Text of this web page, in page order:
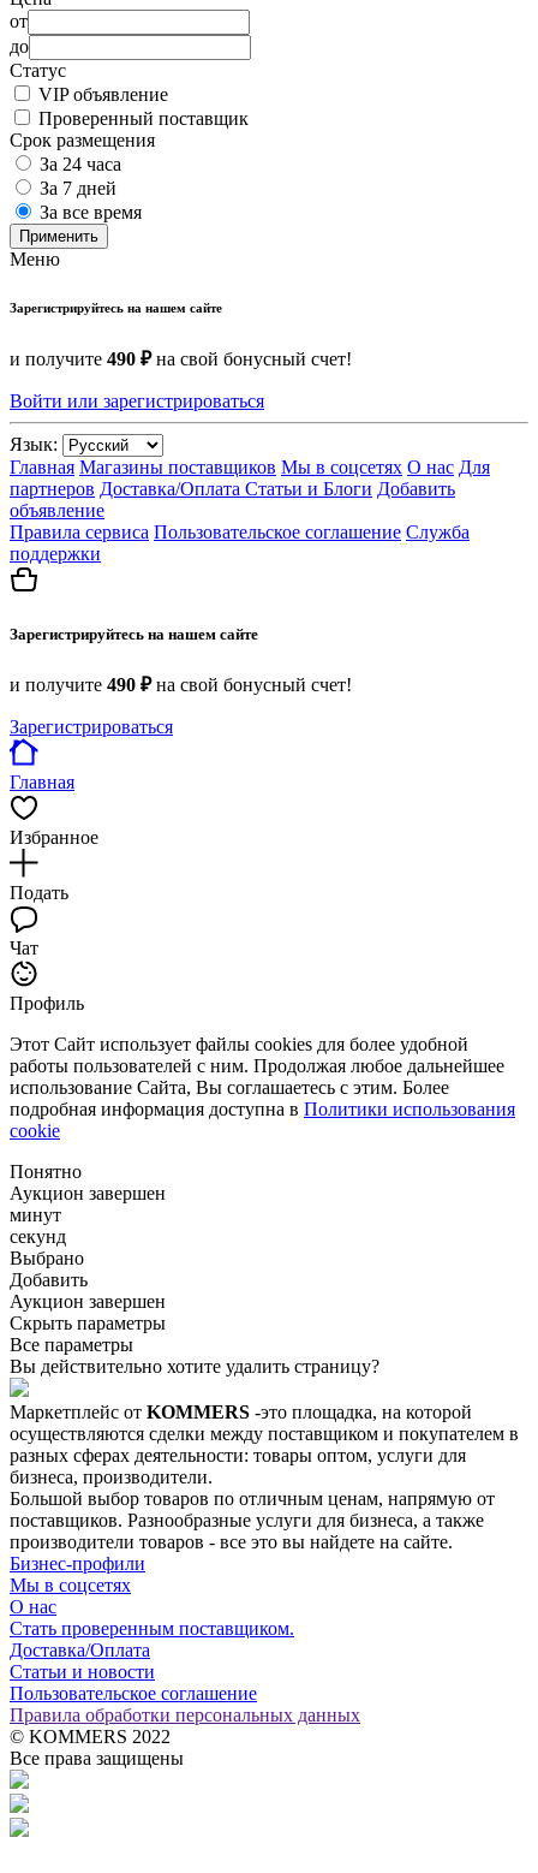
от
до
Статус
VIP объявление
Проверенный поставщик
Срок размещения
За 24 часа
За 7 дней
За все время
Применить
Меню
Зарегистрируйтесь на нашем сайте
и получите 490 ₽на свой бонусный счет!
Войти или зарегистрироваться
Язык:
Главная Магазины поставщиков Мы в соцсетях О нас Для
партнеров Доставка/Оплата Статьи и Блоги Добавить
объявление
Правила сервиса Пользовательское соглашение Служба
поддержки
Зарегистрируйтесь на нашем сайте
и получите 490 ₽на свой бонусный счет!
Зарегистрироваться
Главная
Избранное
Подать
Чат
Профиль
Этот Сайт использует файлы cookies для более удобной
работы пользователей с ним. Продолжая любое дальнейшее
использование Сайта, Вы соглашаетесь с этим. Более
подробная информация доступна в Политики использования
cookie
Понятно
Аукцион завершен
минут
секунд
Выбрано
Добавить
Аукцион завершен
Скрыть параметры
Все параметры
Вы действительно хотите удалить страницу?
Маркетплейс от KOMMERS -это площадка, на которой
осуществляются сделки между поставщиком и покупателем в
разных сферах деятельности: товары оптом, услуги для
бизнеса, производители.
Большой выбор товаров по отличным ценам, напрямую от
поставщиков. Разнообразные услуги для бизнеса, а также
производители товаров - все это вы найдете на сайте.
Бизнес-профили
Мы в соцсетях
О нас
Стать проверенным поставщиком.
Доставка/Оплата
Статьи и новости
Пользовательское соглашение
Правила обработки персональных данных
© KOMMERS 2022
Все права защищены